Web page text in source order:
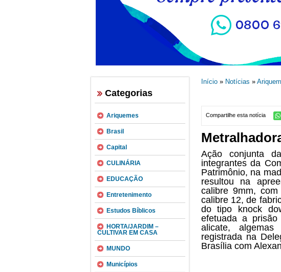
Categorias
Ariquemes
Brasil
Capital
CULINÁRIA
EDUCAÇÃO
Entretenimento
Estudos Bíblicos
HORTA/JARDIM –
CULTIVAR EM CASA
MUNDO
Municípios
Início» Notícias »
Compartilhe esta notícia
Ação conjunta
integrantes da
Patrimônio, na
resultou na
calibre 9mm,
calibre 12, de
do tipo knock
efetuada a
alicate,
registrada na
Brasília com